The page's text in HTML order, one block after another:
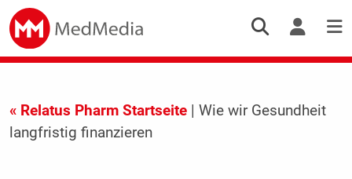
« Relatus Pharm Startseite| Wie wir Gesundheit
langfristig finanzieren